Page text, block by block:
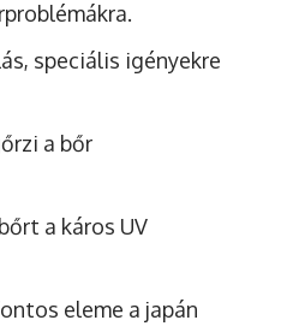
speciális igényekre
a bőr
a káros UV
eleme a japán